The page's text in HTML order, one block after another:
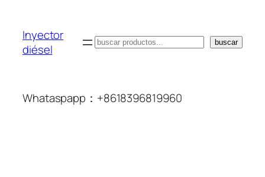
Inyector
diésel
搜
buscar
Whataspapp：+8618396819960